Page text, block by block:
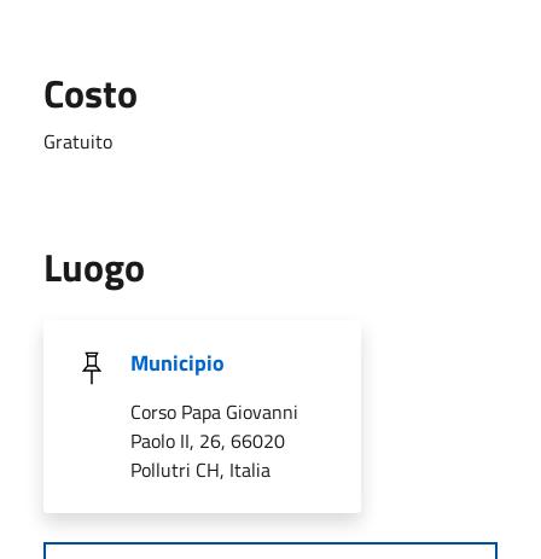
Costo
Gratuito
Luogo
Municipio
Corso Papa Giovanni
Paolo II, 26, 66020
Pollutri CH, Italia